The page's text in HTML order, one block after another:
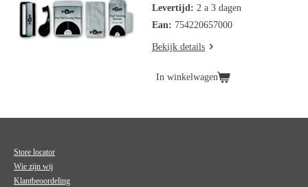
Levertijd: 2 a 3 dagen
Ean: 754220657000
Bekijk details
In winkelwagen
Store locator
Wie zijn wij
Klantbeoordeling